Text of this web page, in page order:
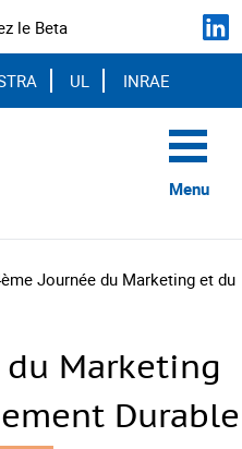
le Beta
UL INRAE
Menu
Journée du Marketing et du
du Marketing
Durable